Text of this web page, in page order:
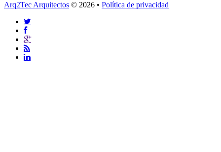
Arq2Tec Arquitectos © 2026 • Política de privacidad